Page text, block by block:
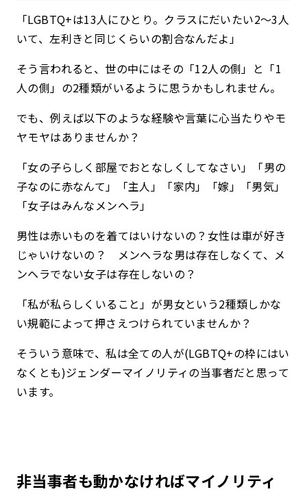
「LGBTQ+は13人にひとり。クラスにだいたい2〜3人
いて、左利きと同じくらいの割合なんだよ」
そう言われると、世の中にはその「12人の側」と「1
人の側」の2種類がいるように思うかもしれません。
でも、例えば以下のような経験や言葉に心当たりやモ
ヤモヤはありませんか？
「女の子らしく部屋でおとなしくしてなさい」「男の
子なのに赤なんて」「主人」「家内」「嫁」「男気」
「女子はみんなメンヘラ」
男性は赤いものを着てはいけないの？女性は車が好き
じゃいけないの？ メンヘラな男は存在しなくて、メ
ンヘラでない女子は存在しないの？
「私が私らしくいること」が男女という2種類しかな
い規範によって押さえつけられていませんか？
そういう意味で、私は全ての人が(LGBTQ+の枠にはい
なくとも)ジェンダーマイノリティの当事者だと思って
います。
非当事者も動かなければマイノリティ